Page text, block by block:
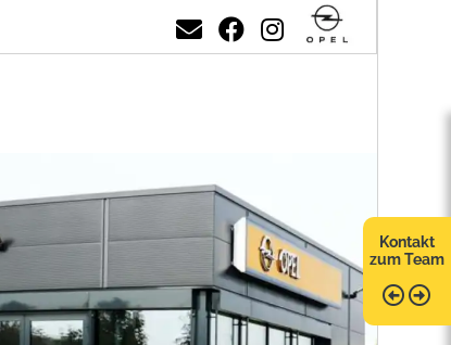
Kontakt
zum Team